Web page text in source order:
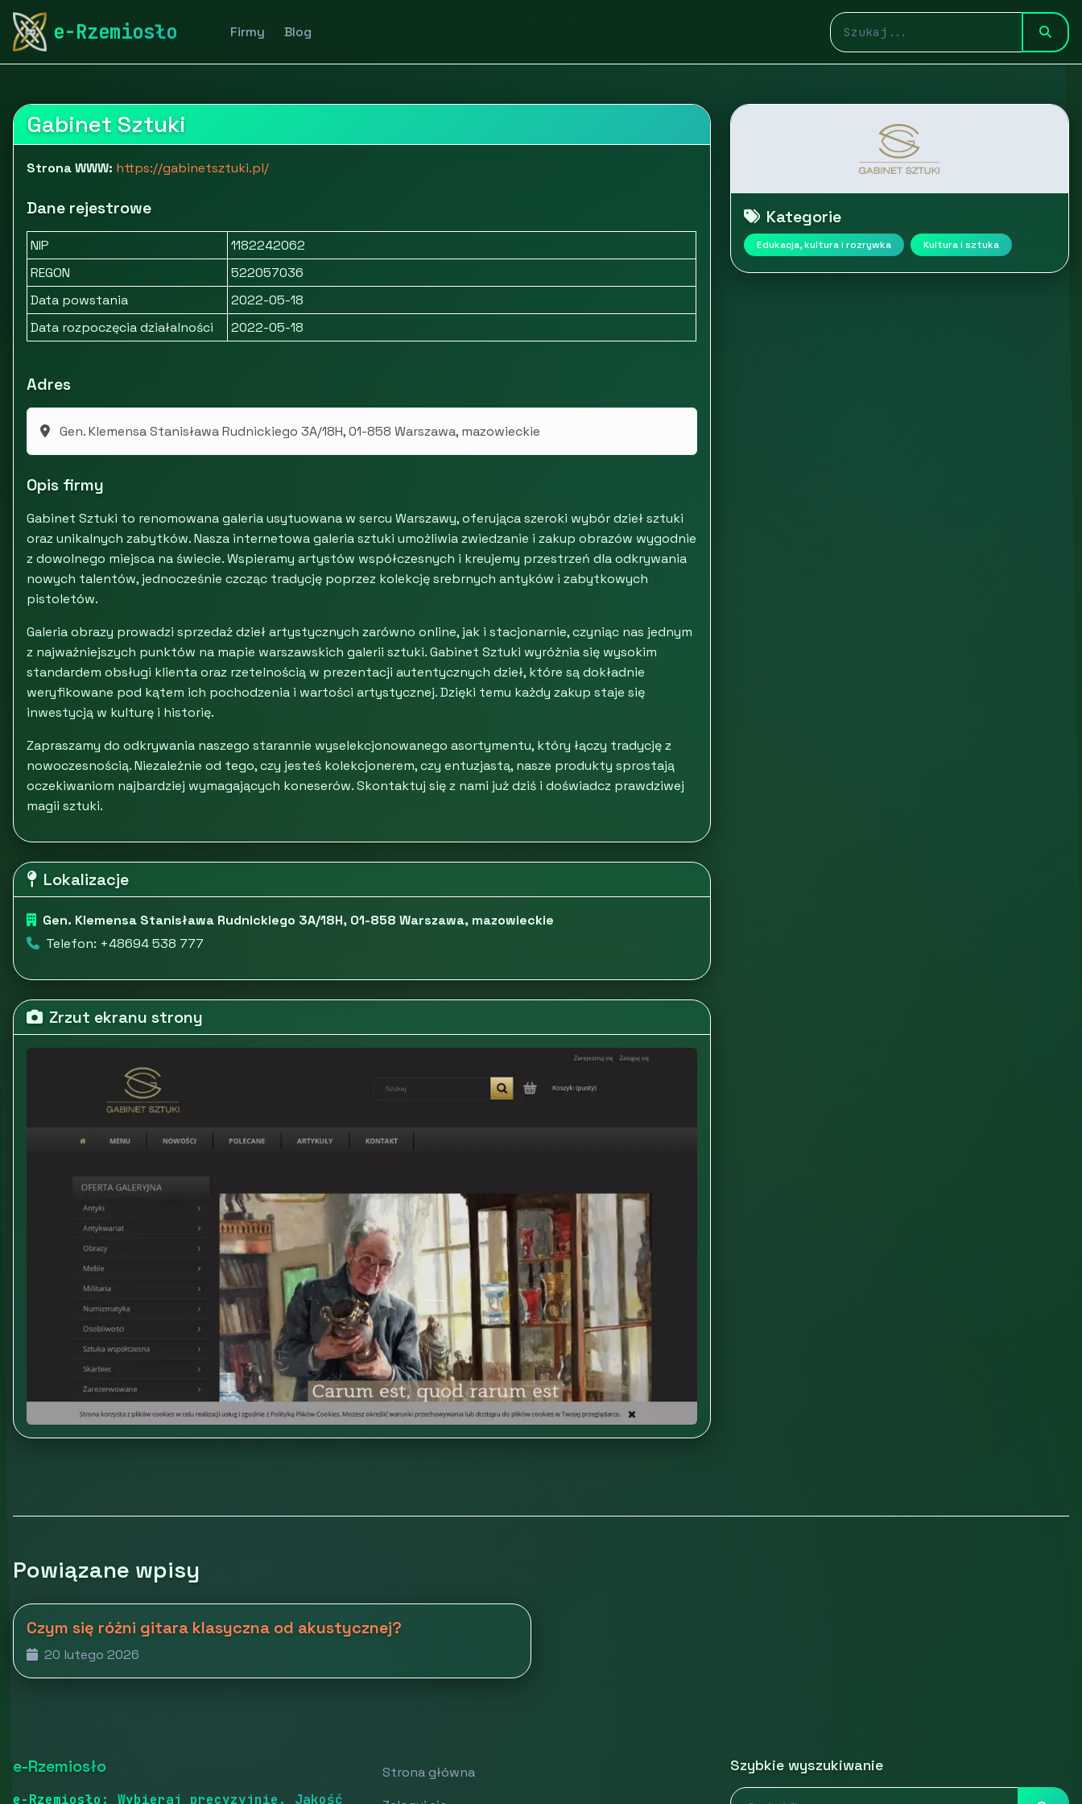
e-Rzemiosło Firmy Blog
rymarstwo-poznan.pl
Gabinet Sztuki
Strona WWW: https://gabinetsztuki.pl/
Dane rejestrowe
NIP
1182242062
REGON
522057036
Data powstania
2022-05-18
Data rozpoczęcia działalności
2022-05-18
Adres
Gen. Klemensa Stanisława Rudnickiego 3A/18H, 01-858 Warszawa, mazowieckie
Opis firmy
Gabinet Sztuki to renomowana galeria usytuowana w sercu Warszawy, oferująca szeroki wybór dzieł sztuki
oraz unikalnych zabytków. Nasza internetowa galeria sztuki umożliwia zwiedzanie i zakup obrazów wygodnie
z dowolnego miejsca na świecie. Wspieramy artystów współczesnych i kreujemy przestrzeń dla odkrywania
nowych talentów, jednocześnie czcząc tradycję poprzez kolekcję srebrnych antyków i zabytkowych
pistoletów.
Galeria obrazy prowadzi sprzedaż dzieł artystycznych zarówno online, jak i stacjonarnie, czyniąc nas jednym
z najważniejszych punktów na mapie warszawskich galerii sztuki. Gabinet Sztuki wyróżnia się wysokim
standardem obsługi klienta oraz rzetelnością w prezentacji autentycznych dzieł, które są dokładnie
weryfikowane pod kątem ich pochodzenia i wartości artystycznej. Dzięki temu każdy zakup staje się
inwestycją w kulturę i historię.
Zapraszamy do odkrywania naszego starannie wyselekcjonowanego asortymentu, który łączy tradycję z
nowoczesnością. Niezależnie od tego, czy jesteś kolekcjonerem, czy entuzjastą, nasze produkty sprostają
oczekiwaniom najbardziej wymagających koneserów. Skontaktuj się z nami już dziś i doświadcz prawdziwej
magii sztuki.
Lokalizacje
Gen. Klemensa Stanisława Rudnickiego 3A/18H, 01-858 Warszawa, mazowieckie
Telefon: +48694 538 777
Zrzut ekranu strony
Kategorie
Edukacja, kultura i rozrywka Kultura i sztuka
Powiązane wpisy
Czym się różni gitara klasyczna od akustycznej?
20 lutego 2026
e-Rzemiosło
e-Rzemiosło: Wybieraj precyzyjnie. Jakość
Strona główna
Szybkie wyszukiwanie